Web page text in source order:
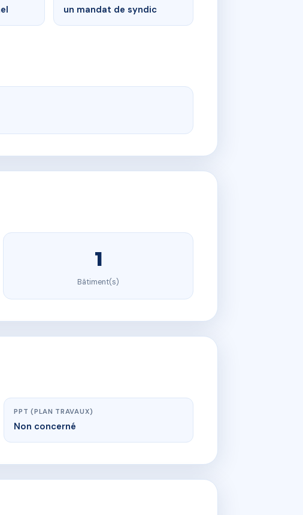
un mandat de syndic
1
Bâtiment(s)
PPT (PLAN TRAVAUX)
Non concerné